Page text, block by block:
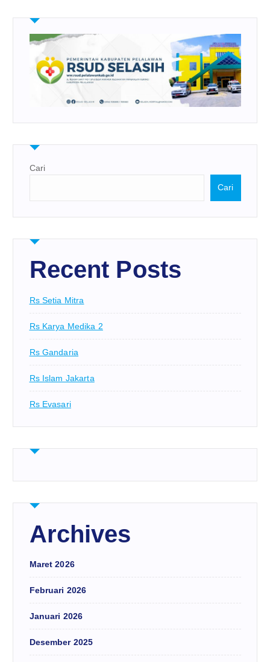
Cari
Cari
Recent Posts
Rs Setia Mitra
Rs Karya Medika 2
Rs Gandaria
Rs Islam Jakarta
Rs Evasari
Archives
Maret 2026
Februari 2026
Januari 2026
Desember 2025